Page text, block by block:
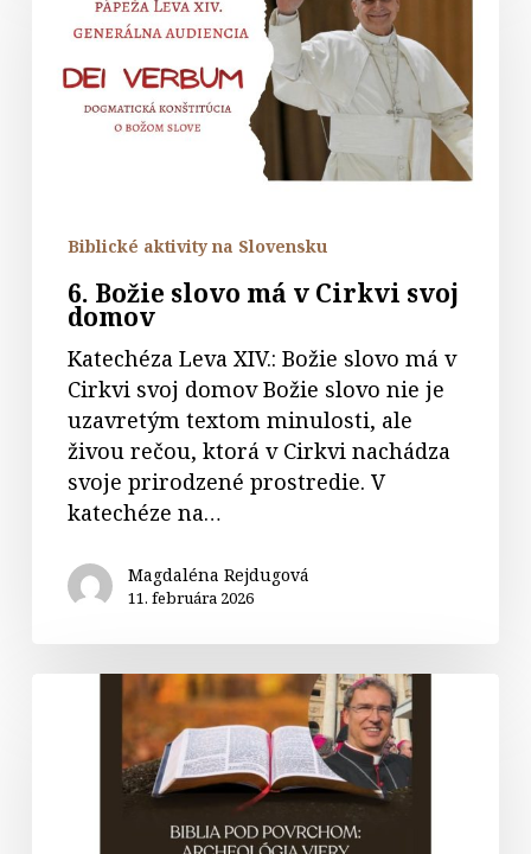
Cirkvi
Biblické aktivity na Slovensku
6. Božie slovo má v Cirkvi svoj
domov
Katechéza Leva XIV.: Božie slovo má v
Cirkvi svoj domov Božie slovo nie je
uzavretým textom minulosti, ale
živou rečou, ktorá v Cirkvi nachádza
svoje prirodzené prostredie. V
katechéze na…
Magdaléna Rejdugová
11. februára 2026
POVRCHOM:
ARCHEOLÓGIA